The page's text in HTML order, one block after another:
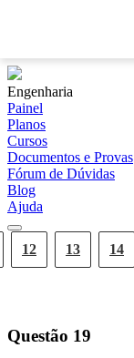
Engenharia
Painel
Planos
Cursos
Documentos e Provas
Fórum de Dúvidas
Blog
Ajuda
12 13 14
Questão 19